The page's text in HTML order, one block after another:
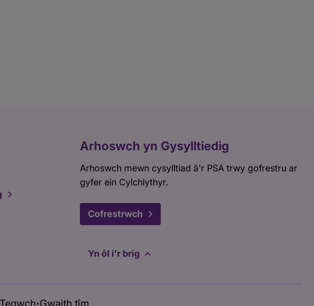
Arhoswch yn Gysylltiedig
Arhoswch mewn cysylltiad â'r PSA trwy gofrestru ar
gyfer ein Cylchlythyr.
Cofrestrwch
Yn ôl i'r brig
•